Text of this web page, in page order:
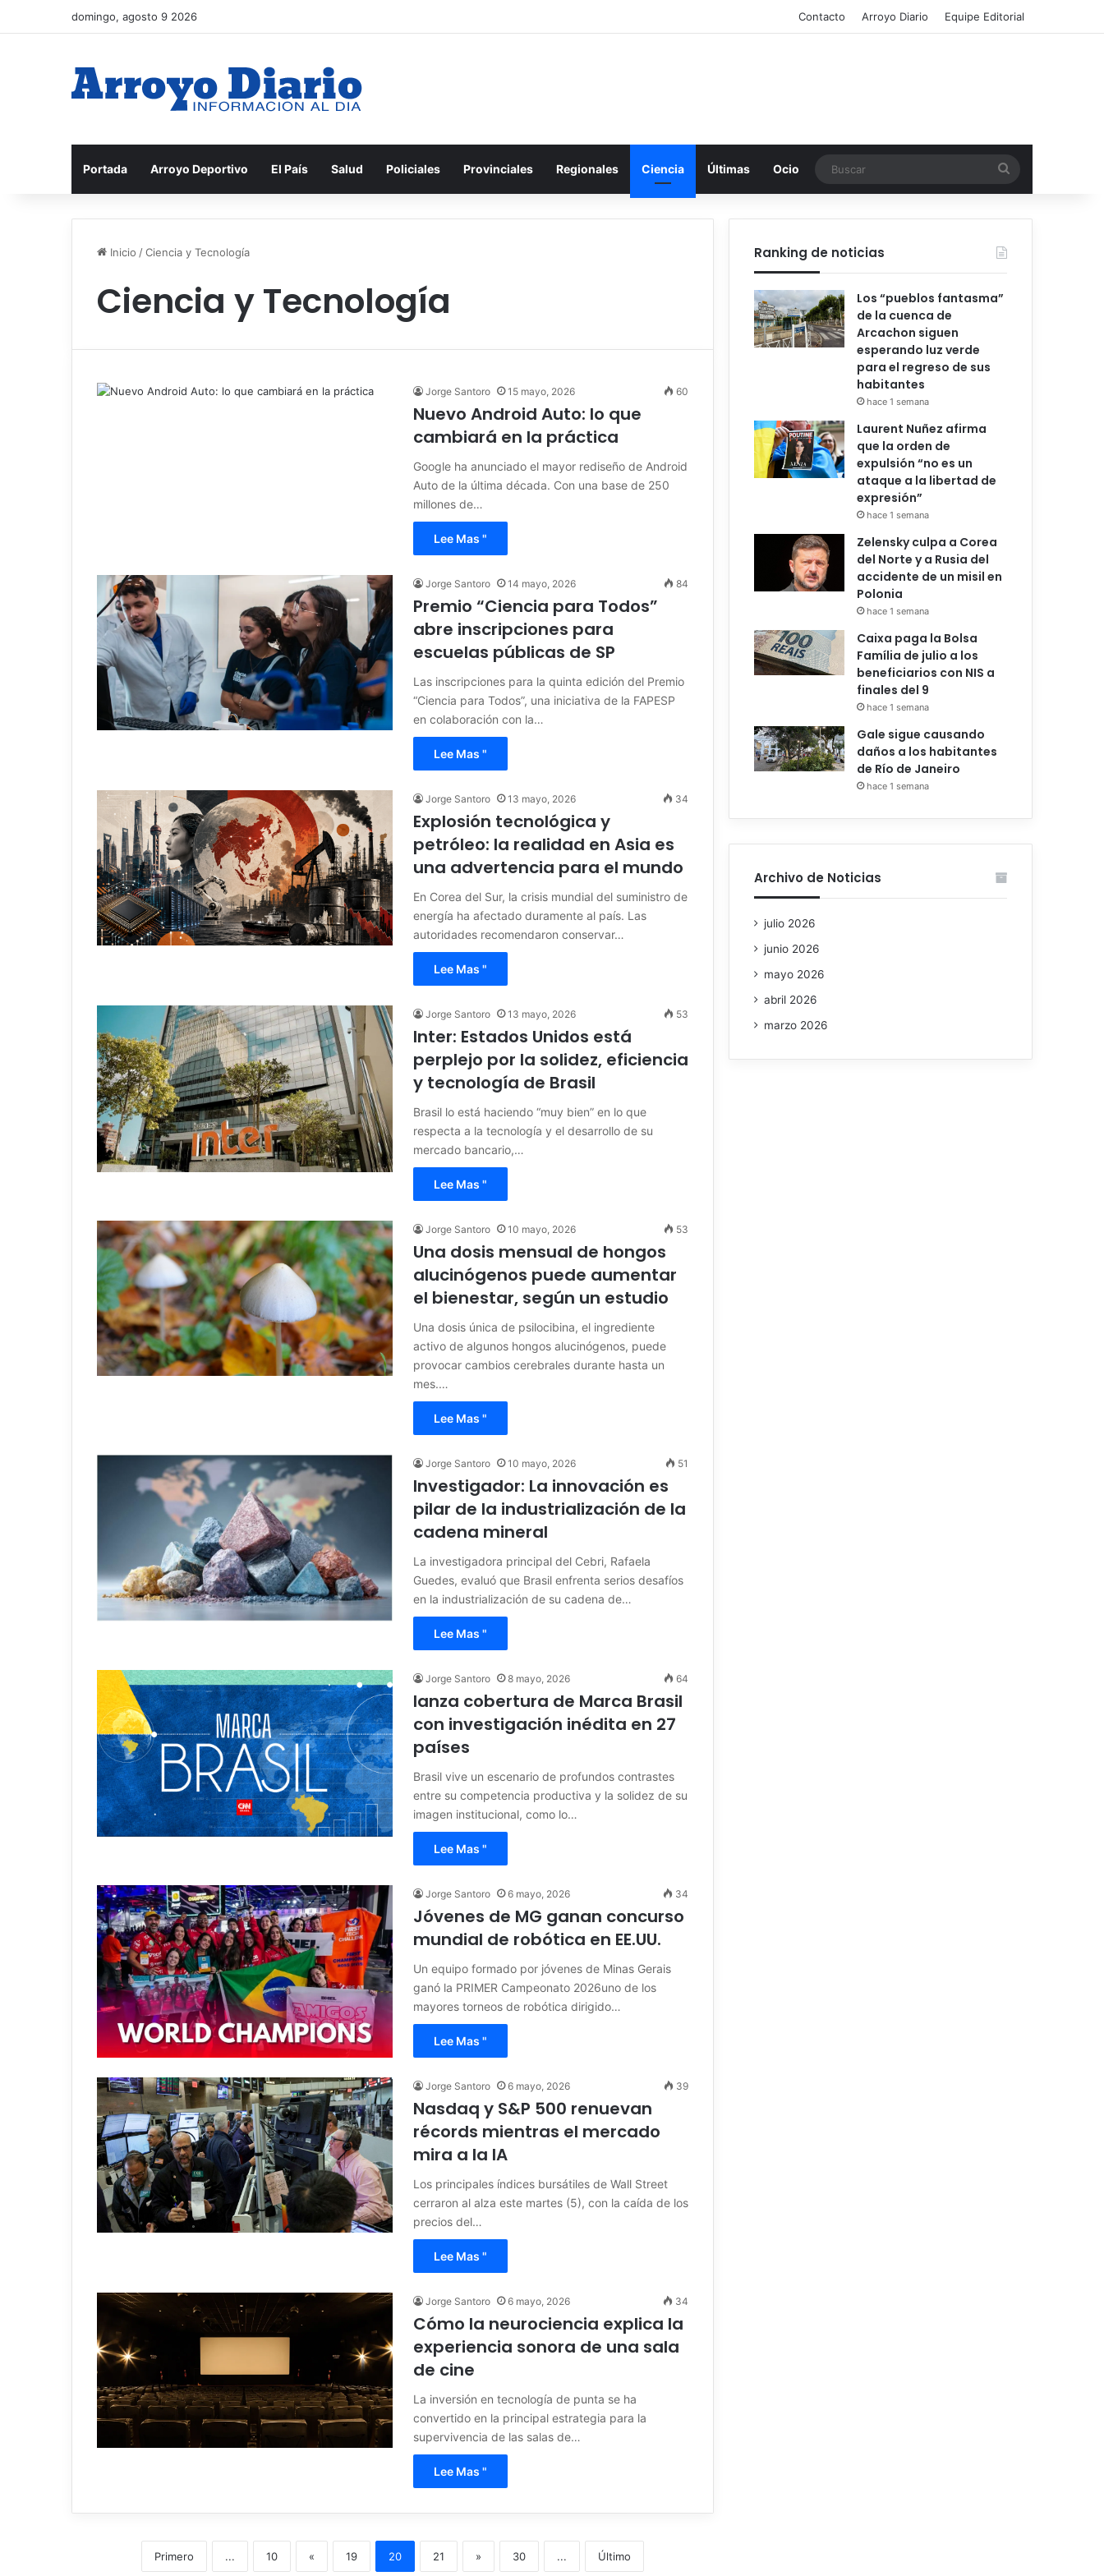
domingo, agosto 9 2026 Contacto Arroyo Diario Equipe Editorial
Portada Arroyo Deportivo El País Salud Policiales Provinciales Regionales Ciencia Últimas Ocio
Inicio /Ciencia y Tecnología
Ciencia y Tecnología
Jorge Santoro 15 mayo, 2026 60
Nuevo Android Auto: lo que
cambiará en la práctica
Google ha anunciado el mayor rediseño de Android
Auto de la última década. Con una base de 250
millones de…
Lee Mas "
Jorge Santoro 14 mayo, 2026 84
Premio “Ciencia para Todos”
abre inscripciones para
escuelas públicas de SP
Las inscripciones para la quinta edición del Premio
“Ciencia para Todos”, una iniciativa de la FAPESP
en colaboración con la…
Lee Mas "
Jorge Santoro 13 mayo, 2026 34
Explosión tecnológica y
petróleo: la realidad en Asia es
una advertencia para el mundo
En Corea del Sur, la crisis mundial del suministro de
energía ha afectado duramente al país. Las
autoridades recomendaron conservar…
Lee Mas "
Jorge Santoro 13 mayo, 2026 53
Inter: Estados Unidos está
perplejo por la solidez, eficiencia
y tecnología de Brasil
Brasil lo está haciendo “muy bien” en lo que
respecta a la tecnología y el desarrollo de su
mercado bancario,…
Lee Mas "
Jorge Santoro 10 mayo, 2026 53
Una dosis mensual de hongos
alucinógenos puede aumentar
el bienestar, según un estudio
Una dosis única de psilocibina, el ingrediente
activo de algunos hongos alucinógenos, puede
provocar cambios cerebrales durante hasta un
mes.…
Lee Mas "
Jorge Santoro 10 mayo, 2026 51
Investigador: La innovación es
pilar de la industrialización de la
cadena mineral
La investigadora principal del Cebri, Rafaela
Guedes, evaluó que Brasil enfrenta serios desafíos
en la industrialización de su cadena de…
Lee Mas "
Jorge Santoro 8 mayo, 2026 64
lanza cobertura de Marca Brasil
con investigación inédita en 27
países
Brasil vive un escenario de profundos contrastes
entre su competencia productiva y la solidez de su
imagen institucional, como lo…
Lee Mas "
Jorge Santoro 6 mayo, 2026 34
Jóvenes de MG ganan concurso
mundial de robótica en EE.UU.
Un equipo formado por jóvenes de Minas Gerais
ganó la PRIMER Campeonato 2026uno de los
mayores torneos de robótica dirigido…
Lee Mas "
Jorge Santoro 6 mayo, 2026 39
Nasdaq y S&P 500 renuevan
récords mientras el mercado
mira a la IA
Los principales índices bursátiles de Wall Street
cerraron al alza este martes (5), con la caída de los
precios del…
Lee Mas "
Jorge Santoro 6 mayo, 2026 34
Cómo la neurociencia explica la
experiencia sonora de una sala
de cine
La inversión en tecnología de punta se ha
convertido en la principal estrategia para la
supervivencia de las salas de…
Lee Mas "
Primero ... 10 « 19 20 21 » 30 ... Último
Ranking de noticias
Los “pueblos fantasma”
de la cuenca de
Arcachon siguen
esperando luz verde
para el regreso de sus
habitantes
hace 1 semana
Laurent Nuñez afirma
que la orden de
expulsión “no es un
ataque a la libertad de
expresión”
hace 1 semana
Zelensky culpa a Corea
del Norte y a Rusia del
accidente de un misil en
Polonia
hace 1 semana
Caixa paga la Bolsa
Família de julio a los
beneficiarios con NIS a
finales del 9
hace 1 semana
Gale sigue causando
daños a los habitantes
de Río de Janeiro
hace 1 semana
Archivo de Noticias
julio 2026
junio 2026
mayo 2026
abril 2026
marzo 2026